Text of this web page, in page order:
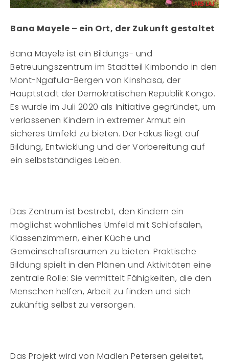
Bana Mayele – ein Ort, der Zukunft gestaltet
Bana Mayele ist ein Bildungs- und
Betreuungszentrum im Stadtteil Kimbondo in den
Mont-Ngafula-Bergen von Kinshasa, der
Hauptstadt der Demokratischen Republik Kongo.
Es wurde im Juli 2020 als Initiative gegründet, um
verlassenen Kindern in extremer Armut ein
sicheres Umfeld zu bieten. Der Fokus liegt auf
Bildung, Entwicklung und der Vorbereitung auf
ein selbstständiges Leben.
Das Zentrum ist bestrebt, den Kindern ein
möglichst wohnliches Umfeld mit Schlafsälen,
Klassenzimmern, einer Küche und
Gemeinschaftsräumen zu bieten. Praktische
Bildung spielt in den Plänen und Aktivitäten eine
zentrale Rolle: Sie vermittelt Fähigkeiten, die den
Menschen helfen, Arbeit zu finden und sich
zukünftig selbst zu versorgen.
Das Projekt wird von Madlen Petersen geleitet,